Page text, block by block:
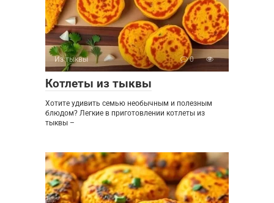
Из тыквы 0
Котлеты из тыквы
Хотите удивить семью необычным и полезным
блюдом? Легкие в приготовлении котлеты из
тыквы –